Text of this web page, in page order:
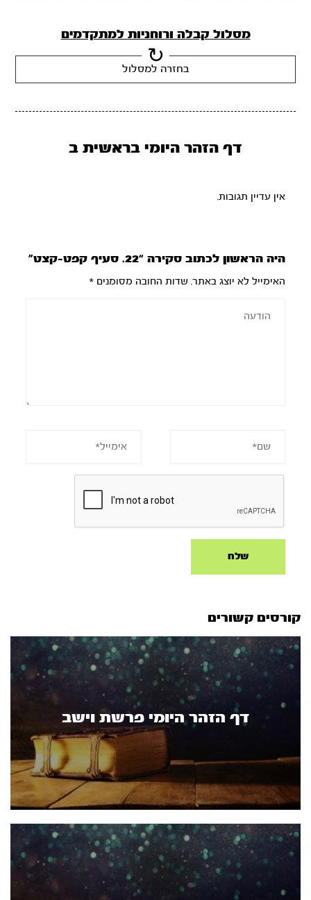
מסלול קבלה ורוחניות למתקדמים
בחזרה למסלול
דף הזהר היומי בראשית ב
אין עדיין תגובות.
היה הראשון לכתוב סקירה “22. סעיף קפט-קצט”
האימייל לא יוצג באתר. שדות החובה מסומנים*
קורסים קשורים
דף הזהר היומי פרשת וישב